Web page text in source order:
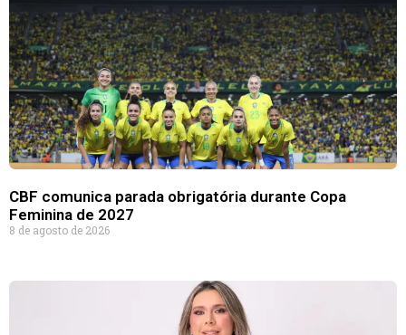
CBF comunica parada obrigatória durante Copa
Feminina de 2027
8 de agosto de 2026